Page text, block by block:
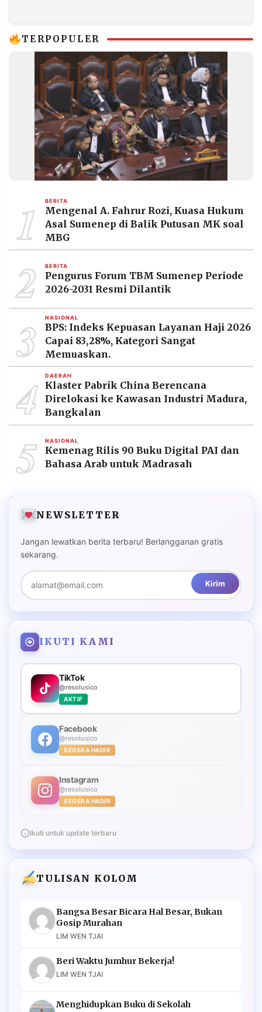
TERPOPULER
1 BERITA
Mengenal A. Fahrur Rozi, Kuasa Hukum
Asal Sumenep di Balik Putusan MK soal
MBG
2 BERITA
Pengurus Forum TBM Sumenep Periode
2026-2031 Resmi Dilantik
3 NASIONAL
BPS: Indeks Kepuasan Layanan Haji 2026
Capai 83,28%, Kategori Sangat
Memuaskan.
4 DAERAH
Klaster Pabrik China Berencana
Direlokasi ke Kawasan Industri Madura,
Bangkalan
5 NASIONAL
Kemenag Rilis 90 Buku Digital PAI dan
Bahasa Arab untuk Madrasah
NEWSLETTER
Jangan lewatkan berita terbaru! Berlangganan gratis
sekarang.
Kirim
IKUTI KAMI
TikTok
@resolusico
AKTIF
Facebook
@resolusico
SEGERA HADIR
Instagram
@resolusico
SEGERA HADIR
Ikuti untuk update terbaru
TULISAN KOLOM
Bangsa Besar Bicara Hal Besar, Bukan
Gosip Murahan
LIM WEN TJAI
Beri Waktu Jumhur Bekerja!
LIM WEN TJAI
Menghidupkan Buku di Sekolah